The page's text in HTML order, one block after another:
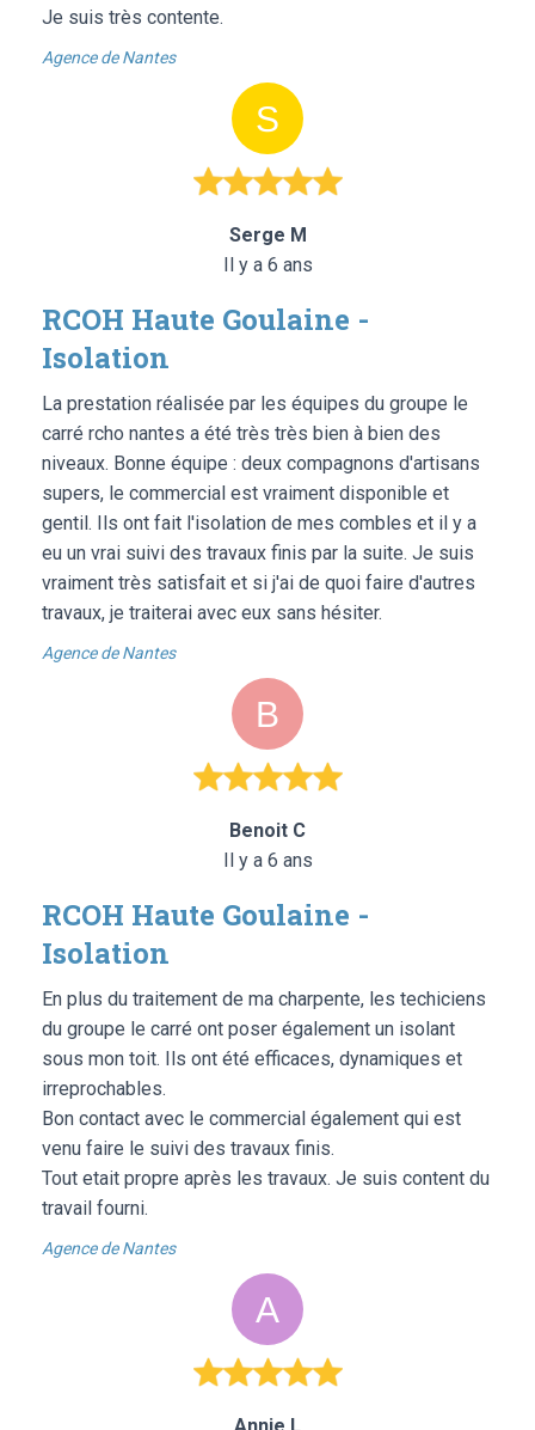
Je suis très contente.
Agence de Nantes
Serge M
Il y a 6 ans
RCOH Haute Goulaine -
Isolation
La prestation réalisée par les équipes du groupe le
carré rcho nantes a été très très bien à bien des
niveaux. Bonne équipe : deux compagnons d'artisans
supers, le commercial est vraiment disponible et
gentil. Ils ont fait l'isolation de mes combles et il y a
eu un vrai suivi des travaux finis par la suite. Je suis
vraiment très satisfait et si j'ai de quoi faire d'autres
travaux, je traiterai avec eux sans hésiter.
Agence de Nantes
Benoit C
Il y a 6 ans
RCOH Haute Goulaine -
Isolation
En plus du traitement de ma charpente, les techiciens
du groupe le carré ont poser également un isolant
sous mon toit. Ils ont été efficaces, dynamiques et
irreprochables.
Bon contact avec le commercial également qui est
venu faire le suivi des travaux finis.
Tout etait propre après les travaux. Je suis content du
travail fourni.
Agence de Nantes
Annie L